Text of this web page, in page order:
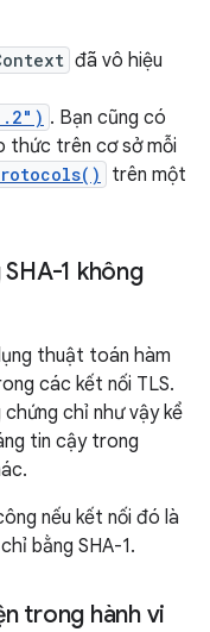
đã vô hiệu
. Bạn cũng có
thức trên cơ sở mỗi
trên một
1 không
thuật toán hàm
các kết nối TLS.
chỉ như vậy kể
tin cậy trong
nếu kết nối đó là
bằng SHA-1.
trong hành vi